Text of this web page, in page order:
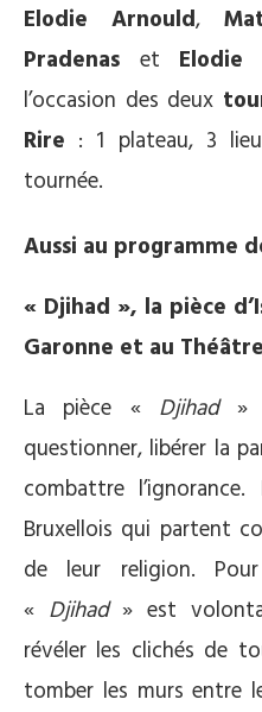
Elodie Arnould,
Pradenas et Elodie
l’occasion des deux
Rire : 1 plateau, 3
tournée.
Aussi au programme
« Djihad », la pièce
Garonne et au
La pièce « Djihad»
questionner, libérer la
combattre
Bruxellois qui partent
de leur religion. Pour
« Djihad » est
révéler les clichés de
tomber les murs entre